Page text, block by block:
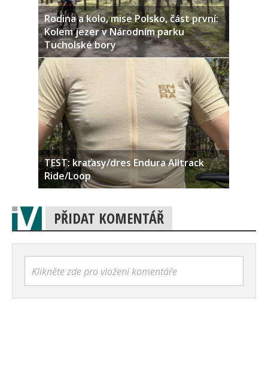
Rodina a kolo, mise Polsko, část první:
Kolem jezer v Národním parku
Tucholské bory
TEST: kraťasy/dres Endura Alltrack
Ride/Loop
PŘIDAT KOMENTÁŘ
Klikněte zde pro vložení komentáře